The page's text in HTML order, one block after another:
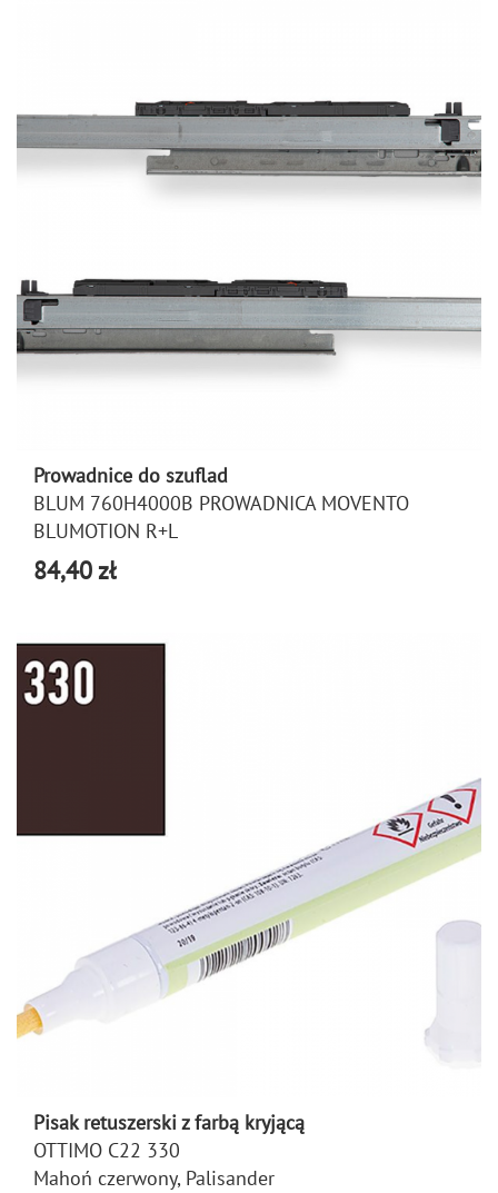
Prowadnice do szuflad
BLUM 760H4000B PROWADNICA MOVENTO
BLUMOTION R+L
84,40 zł
Pisak retuszerski z farbą kryjącą
OTTIMO C22 330
Mahoń czerwony, Palisander